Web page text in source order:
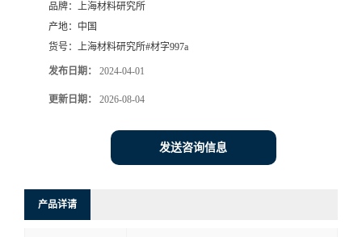
品牌： 上海材料研究所
产地： 中国
货号： 上海材料研究所#材字997a
发布日期： 2024-04-01
更新日期： 2026-08-04
发送咨询信息
产品详请